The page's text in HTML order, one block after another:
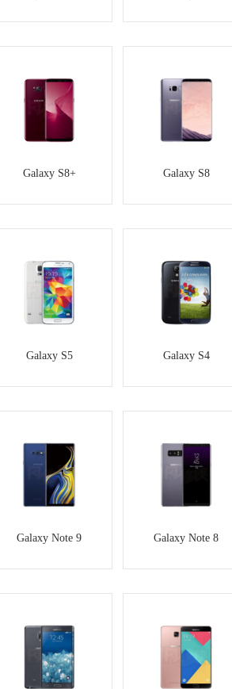
Galaxy S8+ Galaxy S8
Galaxy S5 Galaxy S4
Galaxy Note 9 Galaxy Note 8